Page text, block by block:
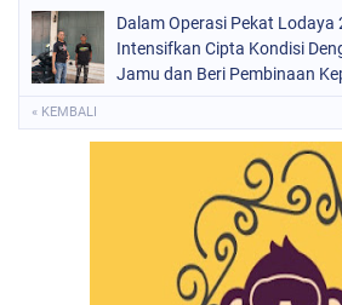
Dalam Operasi Pekat Lodaya
Intensifkan Cipta Kondisi
Jamu dan Beri Pembinaan
« KEMBALI